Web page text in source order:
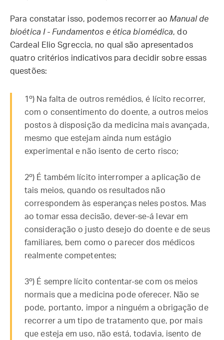
Para constatar isso, podemos recorrer ao Manual de
bioética I - Fundamentos e ética biomédica, do
Cardeal Elio Sgreccia, no qual são apresentados
quatro critérios indicativos para decidir sobre essas
questões:
1º) Na falta de outros remédios, é lícito recorrer,
com o consentimento do doente, a outros meios
postos à disposição da medicina mais avançada,
mesmo que estejam ainda num estágio
experimental e não isento de certo risco;
2º) É também lícito interromper a aplicação de
tais meios, quando os resultados não
correspondem às esperanças neles postos. Mas
ao tomar essa decisão, dever-se-á levar em
consideração o justo desejo do doente e de seus
familiares, bem como o parecer dos médicos
realmente competentes;
3º) É sempre lícito contentar-se com os meios
normais que a medicina pode oferecer. Não se
pode, portanto, impor a ninguém a obrigação de
recorrer a um tipo de tratamento que, por mais
que esteja em uso, não está, todavia, isento de